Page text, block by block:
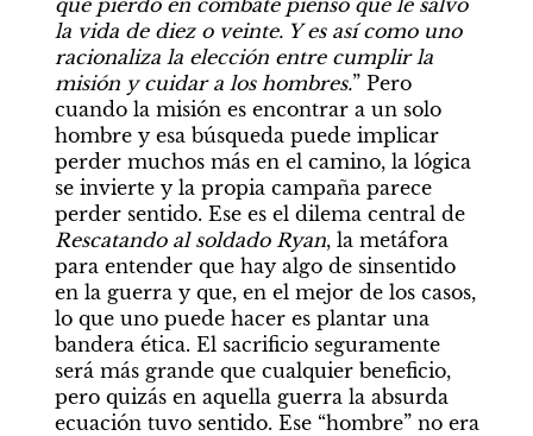
que pierdo en combate pienso que le salvo
la vida de diez o veinte. Y es así como uno
racionaliza la elección entre cumplir la
misión y cuidar a los hombres.” Pero
cuando la misión es encontrar a un solo
hombre y esa búsqueda puede implicar
perder muchos más en el camino, la lógica
se invierte y la propia campaña parece
perder sentido. Ese es el dilema central de
Rescatando al soldado Ryan, la metáfora
para entender que hay algo de sinsentido
en la guerra y que, en el mejor de los casos,
lo que uno puede hacer es plantar una
bandera ética. El sacrificio seguramente
será más grande que cualquier beneficio,
pero quizás en aquella guerra la absurda
ecuación tuvo sentido. Ese “hombre” no era